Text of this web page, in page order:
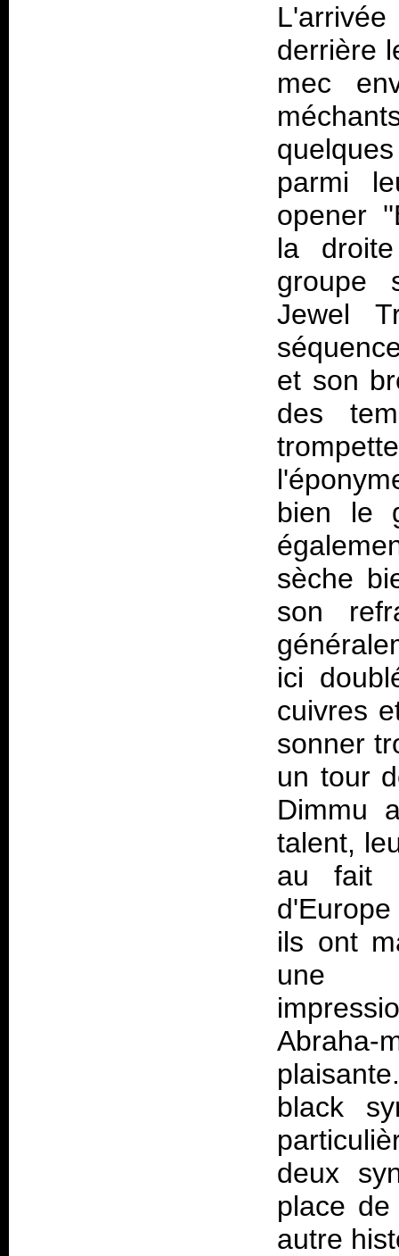
derrière
mec
parmi
opener
la
Jewel
et son
des
bien le
sèche
son
ici
cuivres
sonner
un tour
Dimmu
talent,
au fait
ils ont
une
Abraha-
black
deux
place
autre